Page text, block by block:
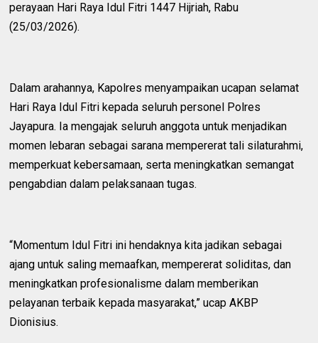
perayaan Hari Raya Idul Fitri 1447 Hijriah, Rabu
(25/03/2026).
Dalam arahannya, Kapolres menyampaikan ucapan selamat
Hari Raya Idul Fitri kepada seluruh personel Polres
Jayapura. Ia mengajak seluruh anggota untuk menjadikan
momen lebaran sebagai sarana mempererat tali silaturahmi,
memperkuat kebersamaan, serta meningkatkan semangat
pengabdian dalam pelaksanaan tugas.
“Momentum Idul Fitri ini hendaknya kita jadikan sebagai
ajang untuk saling memaafkan, mempererat soliditas, dan
meningkatkan profesionalisme dalam memberikan
pelayanan terbaik kepada masyarakat,” ucap AKBP
Dionisius.